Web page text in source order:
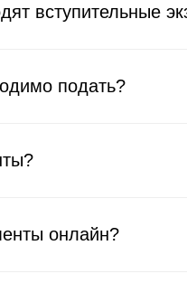
вступительные
подать?
онлайн?